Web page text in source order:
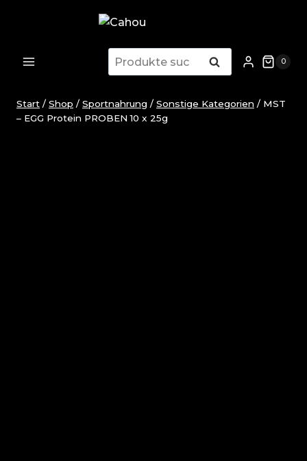
Suchen
nach:
Suchen 0
Start / Shop / Sportnahrung / Sonstige Kategorien / MST
– EGG Protein PROBEN 10 x 25g